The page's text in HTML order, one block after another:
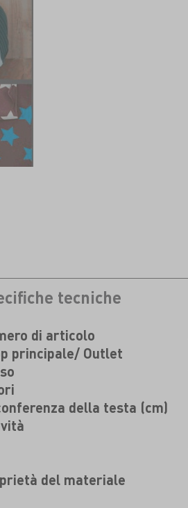
tecniche
di articolo
principale/ Outlet
della testa (cm)
del materiale